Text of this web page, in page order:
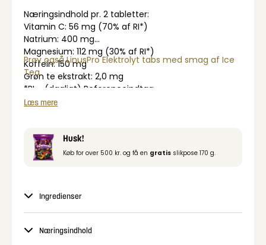
Næringsindhold pr. 2 tabletter:
Vitamin C: 56 mg (70% af RI*)
Natrium: 400 mg
Magnesium: 112 mg (30% af RI*)
Koffein: 150 mg
Grøn te ekstrakt: 2,0 mg
*RI = (dagligt) Referenceindtag
Prøv også LinusPro Elektrolyt tabs med smag af Ice
Tea.
Læs mere
Husk!
Køb for over 500 kr. og få en gratis slikpose 170 g.
Ingredienser
Næringsindhold